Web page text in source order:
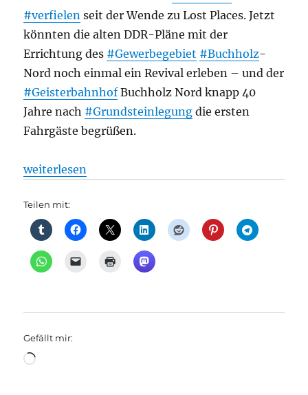
#verfielen seit der Wende zu Lost Places. Jetzt
könnten die alten DDR-Pläne mit der
Errichtung des #Gewerbegebiet #Buchholz-
Nord noch einmal ein Revival erleben – und der
#GeisterbahnhofBuchholz Nord knapp 40
Jahre nach #Grundsteinlegung die ersten
Fahrgäste begrüßen.
„Bahnhöfe: Lost Places in Pankow: Das ist die
weiterlesen
Teilen mit:
Gefällt mir:
Wird